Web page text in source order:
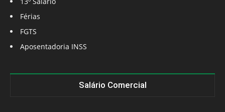
Férias
FGTS
Aposentadoria INSS
Salário Comercial